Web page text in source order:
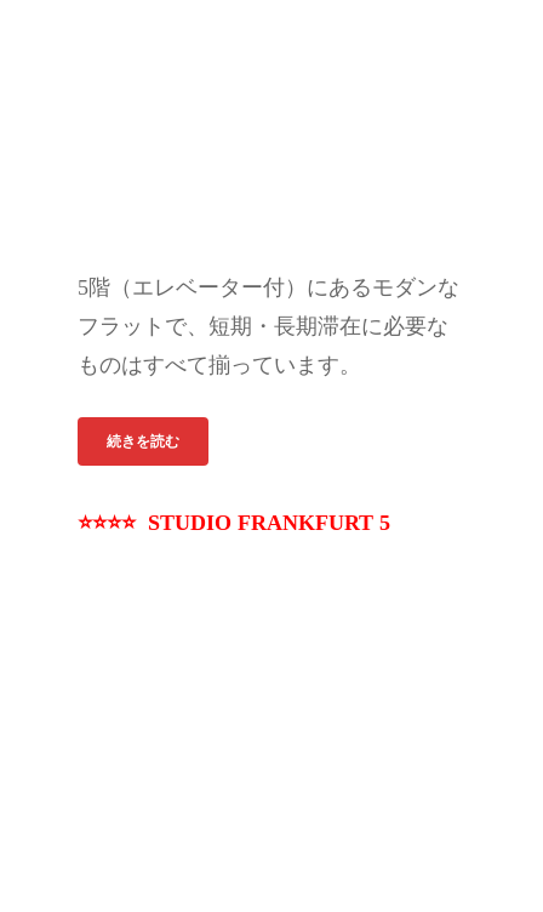
5階（エレベーター付）にあるモダンな
フラットで、短期・長期滞在に必要な
ものはすべて揃っています。
続きを読む
⭐⭐⭐⭐ STUDIO FRANKFURT 5